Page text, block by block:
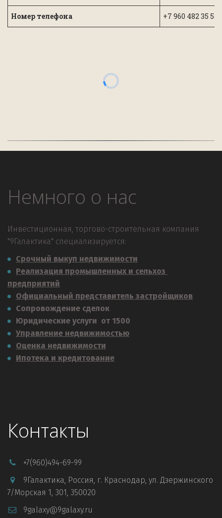
Номер телефона +7 960 482 35
Немного о нас
Инвестиционная, торгово-строительная компания
"9Галактика" специализируется:
Срочный выкуп недвижимости
Реализация промышленных и сельхоз
предприятий
Официальный представитель застройщиков
Сопровождение сделок
Юридические услуги  от 1500
Управление недвижимостью
Оценка недвижимости
Ипотека и кредитование
Контакты
+7(960)494-69-99
9Галактика, Россия, г. Краснодар, ул. Дзержинского
7/Морская 1, 301, 350020
9galaxy@9galaxy.ru